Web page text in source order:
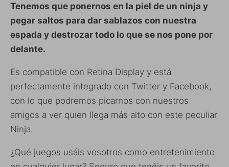
Tenemos que ponernos en la piel de un ninja y
pegar saltos para dar sablazos con nuestra
espada y destrozar todo lo que se nos pone por
delante.
Es compatible con Retina Display y está
perfectamente integrado con Twitter y Facebook,
con lo que podremos picarnos con nuestros
amigos a ver quien llega más alto con este peculiar
Ninja.
¿Qué juegos usáis vosotros como entretenimiento